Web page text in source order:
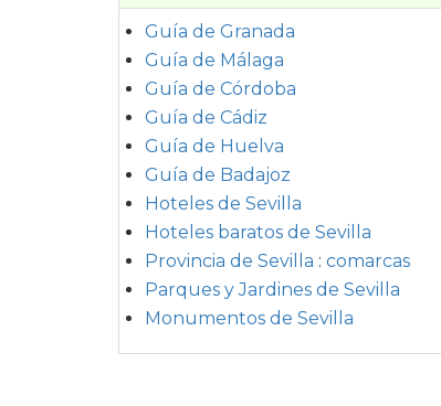
Guía de Granada
Guía de Málaga
Guía de Córdoba
Guía de Cádiz
Guía de Huelva
Guía de Badajoz
Hoteles de Sevilla
Hoteles baratos de Sevilla
Provincia de Sevilla : comarcas
Parques y Jardines de Sevilla
Monumentos de Sevilla